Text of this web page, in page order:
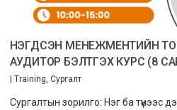
НЭГДСЭН МЕНЕЖМЕНТИЙН
АУДИТОР БЭЛТГЭХ КУРС (8
| Training Сургалт
Сургалтын зорилго: Нэг ба түүнээс